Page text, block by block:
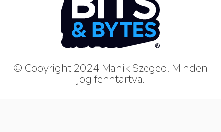
© Copyright 2024 Manik Szeged. Minden
jog fenntartva.